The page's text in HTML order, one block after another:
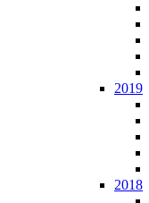
2019
2018